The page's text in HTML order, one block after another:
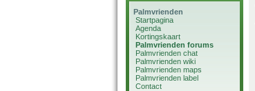
Palmvrienden
Startpagina
Agenda
Kortingskaart
Palmvrienden forums
Palmvrienden chat
Palmvrienden wiki
Palmvrienden maps
Palmvrienden label
Contact